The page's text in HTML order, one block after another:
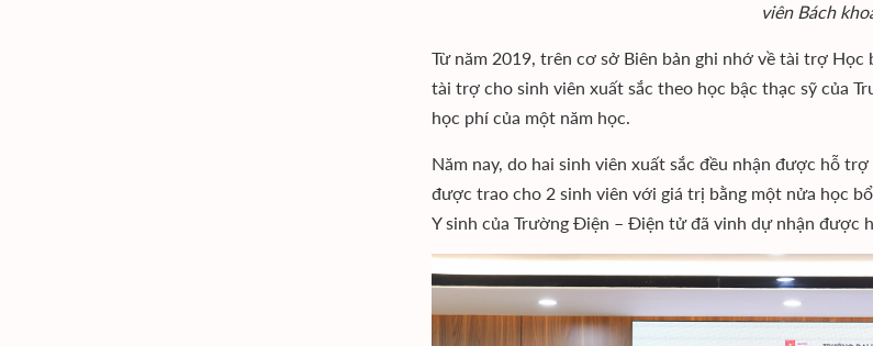
viên Bách
Từ năm 2019, trên cơ sở Biên bản ghi nhớ về tài trợ
tài trợ cho sinh viên xuất sắc theo học bậc thạc sỹ của
học phí của một năm học.
Năm nay, do hai sinh viên xuất sắc đều nhận được hỗ
được trao cho 2 sinh viên với giá trị bằng một nửa học
Y sinh của Trường Điện – Điện tử đã vinh dự nhận được